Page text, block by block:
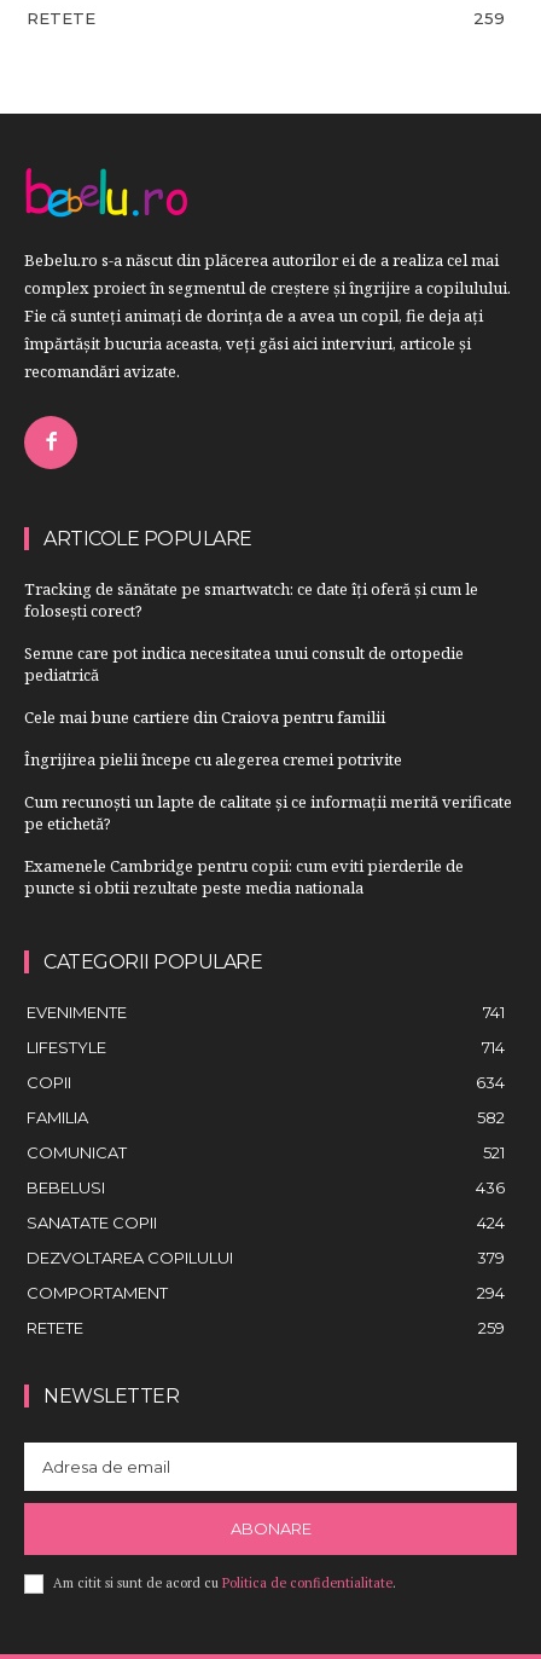
RETETE
259
Bebelu.ro s-a născut din plăcerea autorilor ei de a realiza cel mai
complex proiect în segmentul de creştere şi îngrijire a copilulului.
Fie că sunteţi animaţi de dorinţa de a avea un copil, fie deja aţi
împărtăşit bucuria aceasta, veți găsi aici interviuri, articole şi
recomandări avizate.
ARTICOLE POPULARE
Tracking de sănătate pe smartwatch: ce date îți oferă și cum le
folosești corect?
Semne care pot indica necesitatea unui consult de ortopedie
pediatrică
Cele mai bune cartiere din Craiova pentru familii
Îngrijirea pielii începe cu alegerea cremei potrivite
Cum recunoști un lapte de calitate și ce informații merită verificate
pe etichetă?
Examenele Cambridge pentru copii: cum eviti pierderile de
puncte si obtii rezultate peste media nationala
CATEGORII POPULARE
EVENIMENTE
741
LIFESTYLE
714
COPII
634
FAMILIA
582
COMUNICAT
521
BEBELUSI
436
SANATATE COPII
424
DEZVOLTAREA COPILULUI
379
COMPORTAMENT
294
RETETE
259
NEWSLETTER
ABONARE
Am citit si sunt de acord cu Politica de confidentialitate.